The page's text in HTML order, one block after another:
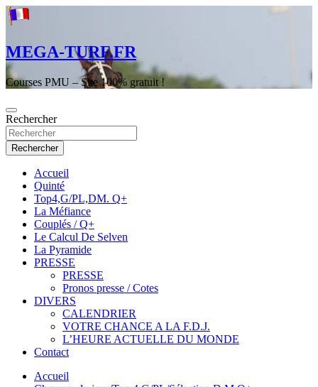
Aller
au
MEGA-TURF.FR
Courses PMU – Site 100% gratuit !
Rechercher
Rechercher
Accueil
Quinté
Top4,G/PL,DM. Q+
La Méfiance
Couplés / Q+
Le Calcul De Selven
La Pyramide
PRESSE
PRESSE
Pronos presse / Cotes
DIVERS
CALENDRIER
VOTRE CHANCE A LA F.D.J.
L’HEURE ACTUELLE DU MONDE
Contact
Accueil